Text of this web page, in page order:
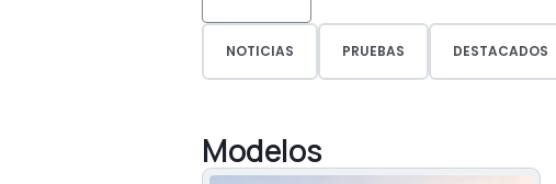
NOTICIAS PRUEBAS DESTACADOS
Modelos